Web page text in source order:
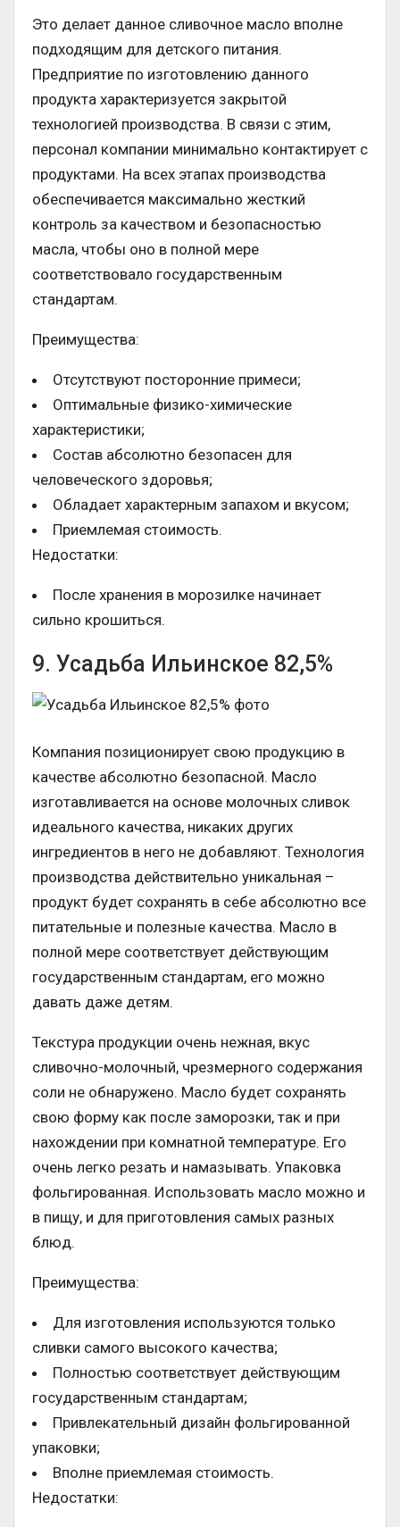
Это делает данное сливочное масло вполне
подходящим для детского питания.
Предприятие по изготовлению данного
продукта характеризуется закрытой
технологией производства. В связи с этим,
персонал компании минимально контактирует с
продуктами. На всех этапах производства
обеспечивается максимально жесткий
контроль за качеством и безопасностью
масла, чтобы оно в полной мере
соответствовало государственным
стандартам.
Преимущества:
Отсутствуют посторонние примеси;
Оптимальные физико-химические
характеристики;
Состав абсолютно безопасен для
человеческого здоровья;
Обладает характерным запахом и вкусом;
Приемлемая стоимость.
Недостатки:
После хранения в морозилке начинает
сильно крошиться.
9. Усадьба Ильинское 82,5%
Компания позиционирует свою продукцию в
качестве абсолютно безопасной. Масло
изготавливается на основе молочных сливок
идеального качества, никаких других
ингредиентов в него не добавляют. Технология
производства действительно уникальная –
продукт будет сохранять в себе абсолютно все
питательные и полезные качества. Масло в
полной мере соответствует действующим
государственным стандартам, его можно
давать даже детям.
Текстура продукции очень нежная, вкус
сливочно-молочный, чрезмерного содержания
соли не обнаружено. Масло будет сохранять
свою форму как после заморозки, так и при
нахождении при комнатной температуре. Его
очень легко резать и намазывать. Упаковка
фольгированная. Использовать масло можно и
в пищу, и для приготовления самых разных
блюд.
Преимущества:
Для изготовления используются только
сливки самого высокого качества;
Полностью соответствует действующим
государственным стандартам;
Привлекательный дизайн фольгированной
упаковки;
Вполне приемлемая стоимость.
Недостатки: